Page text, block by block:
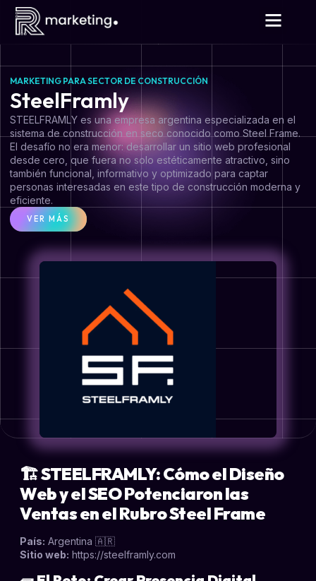
MARKETING PARA SECTOR DE CONSTRUCCIÓN
SteelFramly
STEELFRAMLY es una empresa argentina especializada en el
sistema de construcción en seco conocido como Steel Frame.
El desafío no era menor: desarrollar un sitio web profesional
desde cero, que fuera no solo estéticamente atractivo, sino
también funcional, informativo y optimizado para captar
personas interesadas en este tipo de construcción moderna y
eficiente.
VER MÁS
🏗️STEELFRAMLY: Cómo el Diseño
Web y el SEO Potenciaron las
Ventas en el Rubro Steel Frame
País: Argentina 🇦🇷
Sitio web: https://steelframly.com